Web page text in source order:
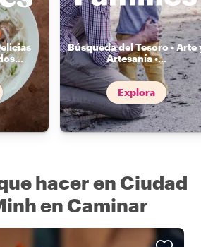
...
Búsqueda del Tesoro • Arte
Artesanía •...
Explora
hacer en Ciudad
en Caminar